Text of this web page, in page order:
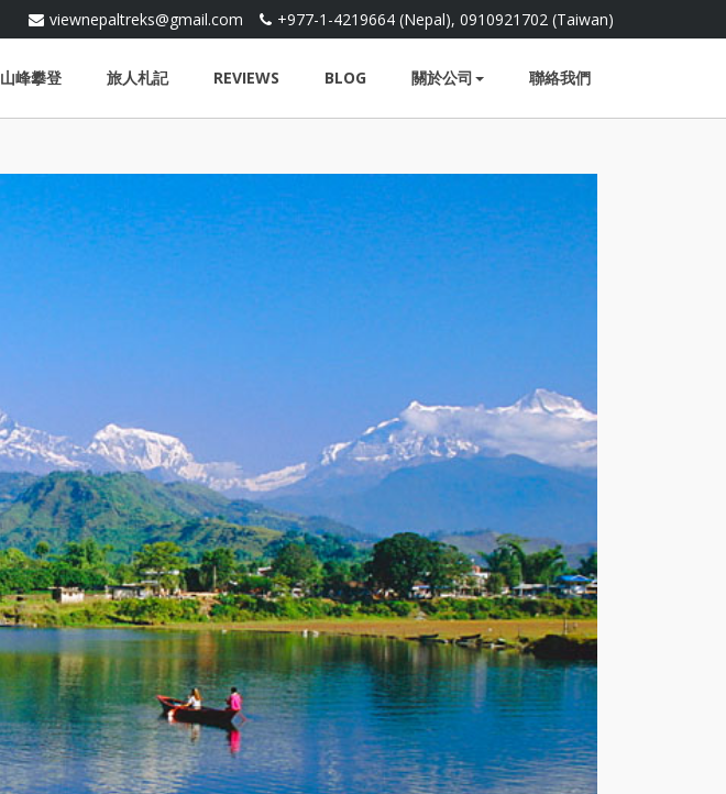
+977-1-4219664 (Nepal), 0910921702 (Taiwan)
viewnepaltreks@gmail.com
山峰攀登 旅人札記 REVIEWS BLOG 關於公司 聯絡我們